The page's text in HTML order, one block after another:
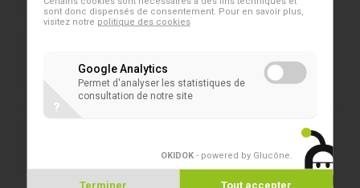
sont donc dispensés de consentement. Pour en savoir plus,
visitez notre politique des cookies
Google Analytics
Permet d'analyser les statistiques de
consultation de notre site
?
OKIDOK - powered by Glucône
Terminer Tout accepter